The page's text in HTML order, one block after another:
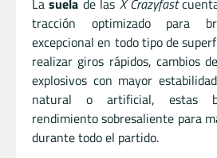
tracción optimizado para
excepcional en todo tipo de
realizar giros rápidos, cambios
explosivos con mayor
natural o artificial, estas
rendimiento sobresaliente para
durante todo el partido.